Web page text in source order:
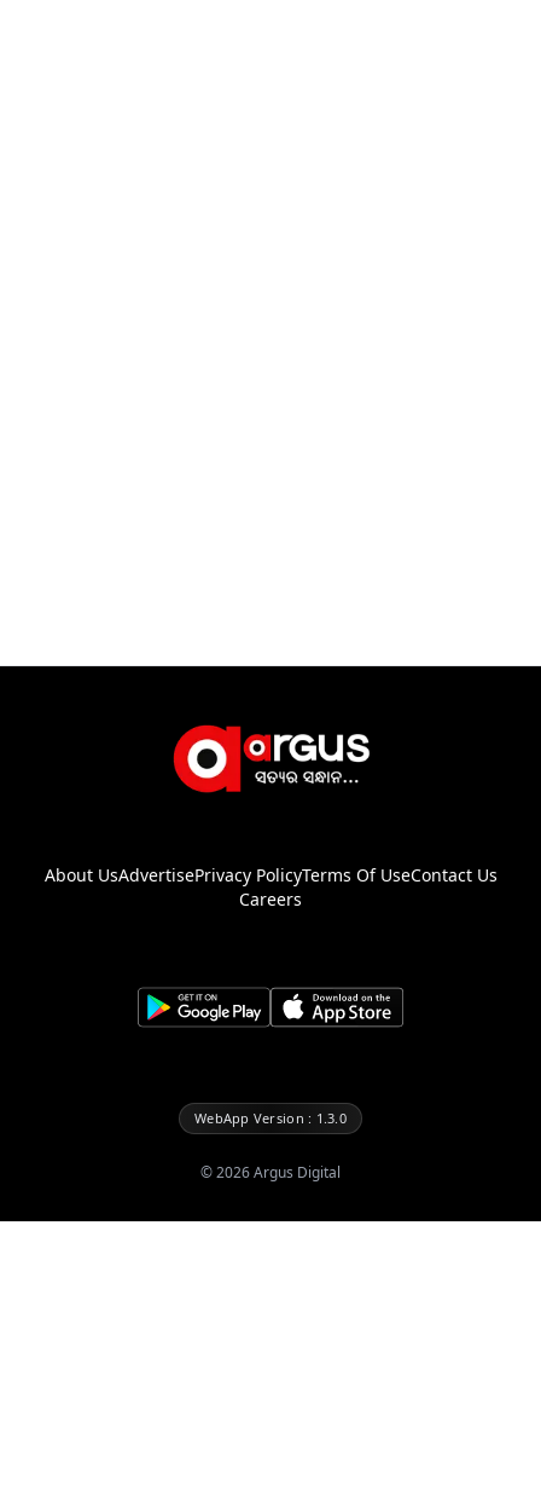
About UsAdvertisePrivacy PolicyTerms Of UseContact Us
Careers
WebApp Version : 1.3.0
©2026Argus Digital